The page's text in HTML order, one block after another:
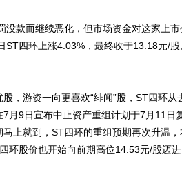
款而继续恶化，但市场资金对这家上市
ST四环上涨4.03%，最终收于13.18元/
游资一向更喜欢“绯闻”股，ST四环从
月9日宣布中止资产重组计划于7月11日
上就到，ST四环的重组预期再次升温
环股价也开始向前期高位14.53元/股迈进